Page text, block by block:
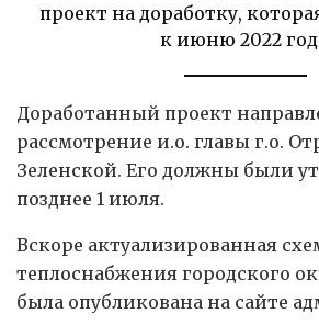
проект на доработку,
к июню 2022
Доработанный проект
рассмотрение и.о. главы г.о.
Зеленской. Его должны были
позднее 1 июля.
Вскоре актуализированная
теплоснабжения городского
была опубликована на сайте